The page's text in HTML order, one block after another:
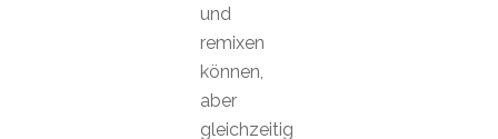
und
remixen
können,
aber
gleichzeitig